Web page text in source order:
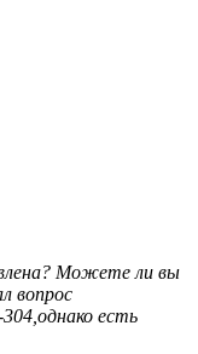
Можете ли вы
вопрос
есть